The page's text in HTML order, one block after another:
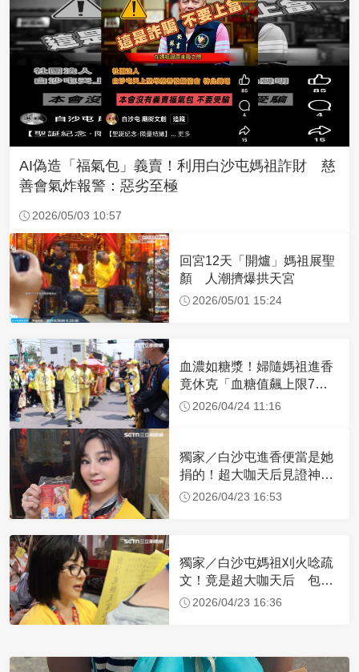
AI偽造「福氣包」義賣！利用白沙屯媽祖詐財 慈
善會氣炸報警：惡劣至極
2026/05/03 10:57
回宮12天「開爐」媽祖展聖
顏 人潮擠爆拱天宮
2026/05/01 15:24
血濃如糖漿！婦隨媽祖進香
竟休克「血糖值飆上限7
倍」 醫曝原因
2026/04/24 11:16
獨家／白沙屯進香便當是她
捐的！超大咖天后見證神
蹟 一靠近媽祖就爆哭
2026/04/23 16:53
獨家／白沙屯媽祖刈火唸疏
文！竟是超大咖天后 包尿
布忍尿5小時不喊累
2026/04/23 16:36